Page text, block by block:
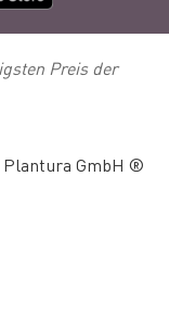
Preis der
Plantura GmbH ®